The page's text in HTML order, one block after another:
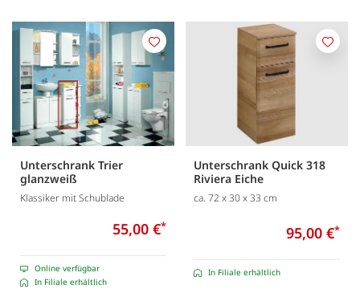
Unterschrank Trier
glanzweiß
Klassiker mit Schublade
55,00 €*
Online verfügbar
In Filiale erhältlich
Merken
Unterschrank Quick 318
Riviera Eiche
ca. 72 x 30 x 33 cm
95,00 €*
In Filiale erhältlich